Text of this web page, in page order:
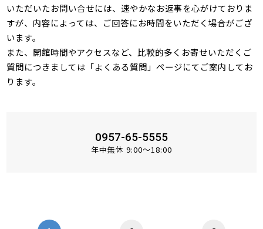
いただいたお問い合せには、速やかなお返事を心がけておりま
すが、内容によっては、ご回答にお時間をいただく場合がござ
います。
また、開館時間やアクセスなど、比較的多くお寄せいただくご
質問につきましては「よくある質問 」ページにてご案内してお
ります。
0957-65-5555
年中無休 9:00～18:00